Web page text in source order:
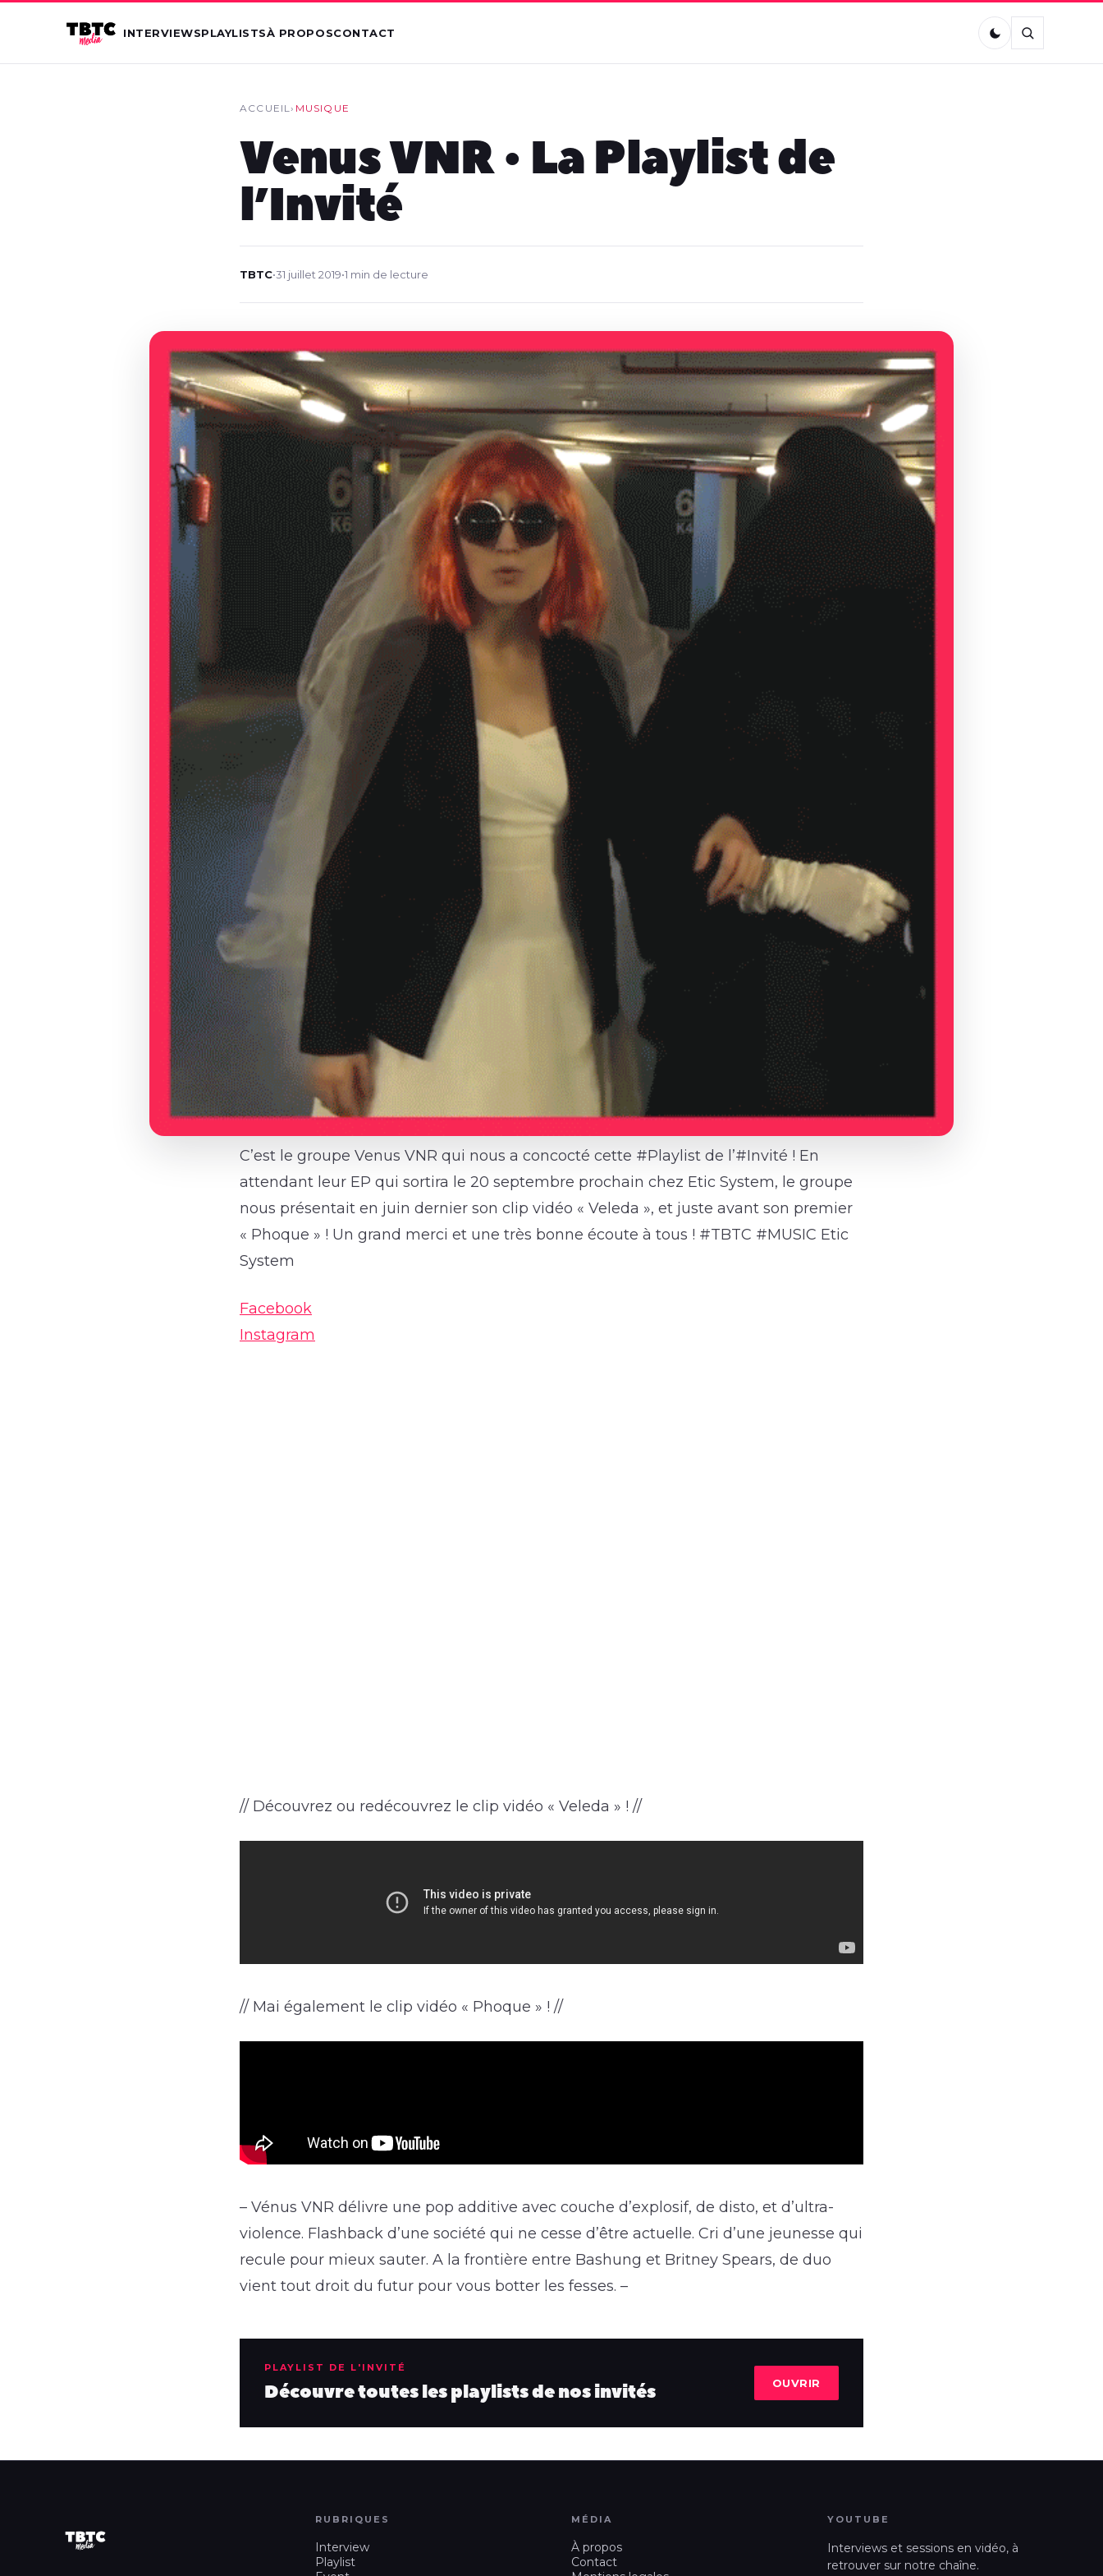
INTERVIEWSPLAYLISTSÀ PROPOSCONTACT
ACCUEIL› MUSIQUE
Venus VNR • La Playlist de
l’Invité
TBTC•31 juillet 2019•1 min de lecture
C’est le groupe Venus VNR qui nous a concocté cette #Playlist de l’#Invité ! En
attendant leur EP qui sortira le 20 septembre prochain chez Etic System, le groupe
nous présentait en juin dernier son clip vidéo « Veleda », et juste avant son premier
« Phoque » ! Un grand merci et une très bonne écoute à tous ! #TBTC #MUSIC Etic
System
Facebook
Instagram
// Découvrez ou redécouvrez le clip vidéo « Veleda » ! //
// Mai également le clip vidéo « Phoque » ! //
– Vénus VNR délivre une pop additive avec couche d’explosif, de disto, et d’ultra-
violence. Flashback d’une société qui ne cesse d’être actuelle. Cri d’une jeunesse qui
recule pour mieux sauter. A la frontière entre Bashung et Britney Spears, de duo
vient tout droit du futur pour vous botter les fesses. –
PLAYLIST DE L'INVITÉ
Découvre toutes les playlists de nos invités OUVRIR
RUBRIQUES
Interview
Playlist
MÉDIA
À propos
Contact
YOUTUBE
Interviews et sessions en vidéo, à
retrouver sur notre chaîne.